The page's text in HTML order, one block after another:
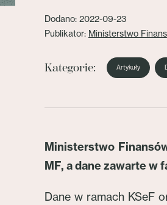
Dodano: 2022-09-23
Publikator: Ministerstwo
Kategorie: Artykuły
Ministerstwo
MF, a dane zawarte w
Dane w ramach KSeF